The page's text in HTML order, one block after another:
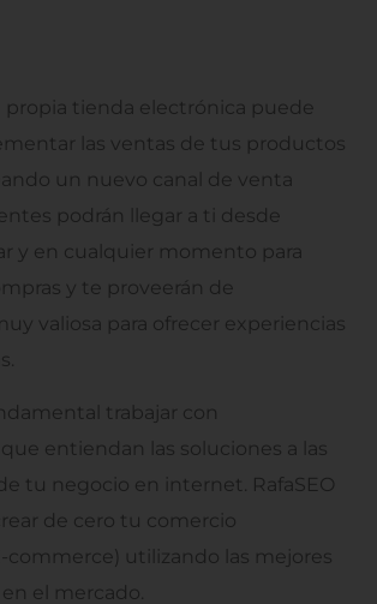
propia tienda electrónica puede
las ventas de tus productos
un nuevo canal de venta
podrán llegar a ti desde
y en cualquier momento para
y te proveerán de
valiosa para ofrecer experiencias
trabajar con
entiendan las soluciones a las
tu negocio en internet. RafaSEO
de cero tu comercio
commerce) utilizando las mejores
el mercado.